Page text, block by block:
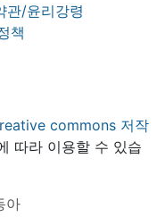
관/윤리강령
책
commons 저작
따라 이용할 수 있습
아